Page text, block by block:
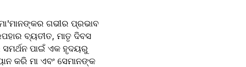
ଗଭୀର ପ୍ରଭାବ
ବ୍ୟତୀତ, ମାତୃ ଦିବସ
ସମର୍ଥନ ପାଇଁ ଏକ ହୃଦୟରୁ
କରି ମା ଏବଂ ସେମାନଙ୍କ